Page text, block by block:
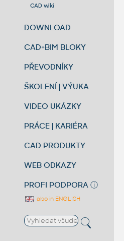
CAD wiki
DOWNLOAD
CAD+BIM BLOKY
PŘEVODNÍKY
ŠKOLENÍ | VÝUKA
VIDEO UKÁZKY
PRÁCE | KARIÉRA
CAD PRODUKTY
WEB ODKAZY
PROFI PODPORA ⓘ
also in ENGLISH